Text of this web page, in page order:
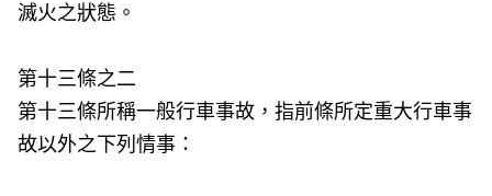
滅火之狀態。
第十三條之二
第十三條所稱一般行車事故，指前條所定重大行車事
故以外之下列情事：